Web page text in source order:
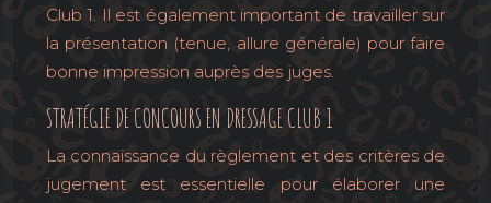
Club 1. Il est également important de travailler sur
la présentation (tenue, allure générale) pour faire
bonne impression auprès des juges.
STRATÉGIE DE CONCOURS EN DRESSAGE CLUB 1
La connaissance du règlement et des critères de
jugement est essentielle pour élaborer une